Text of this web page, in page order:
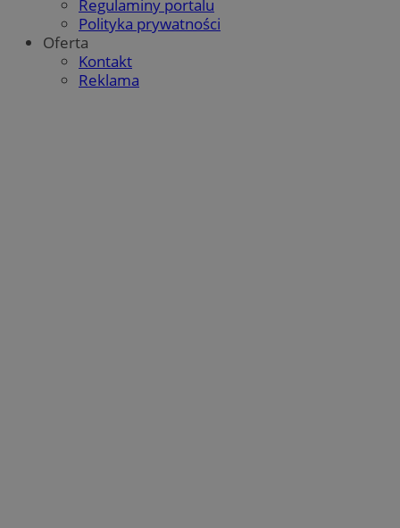
Regulaminy portalu
Polityka prywatności
Oferta
Kontakt
Reklama